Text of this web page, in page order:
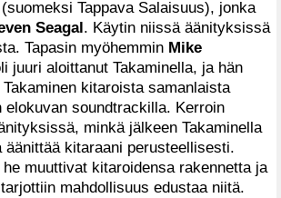
Tappava Salaisuus), jonka
Seagal. Käytin niissä äänityksissä
Tapasin myöhemmin Mike
juuri aloittanut Takaminella, ja hän
kitaroista samanlaista
elokuvan soundtrackilla. Kerroin
minkä jälkeen Takaminella
äänittää kitaraani perusteellisesti.
muuttivat kitaroidensa rakennetta ja
mahdollisuus edustaa niitä.